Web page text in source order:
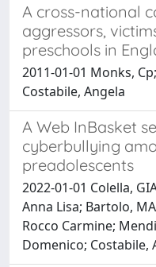
A cross-national
aggressors,
preschools in
2011-01-01 Monks,
Costabile, Angela
A Web InBasket
cyberbullying
preadolescents
2022-01-01 Colella,
Anna Lisa; Bartolo,
Rocco Carmine;
Domenico; Costabile,